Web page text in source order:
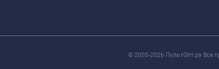
© 2005-2026 ПультОпт.ру Все